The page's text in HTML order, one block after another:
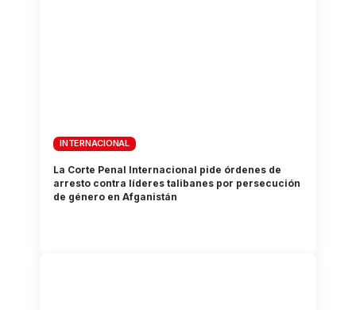
INTERNACIONAL
La Corte Penal Internacional pide órdenes de
arresto contra líderes talibanes por persecución
de género en Afganistán